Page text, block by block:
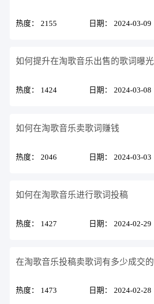
热度： 2155 日期： 2024-03-09
如何提升在淘歌音乐出售的歌词曝
热度： 1424 日期： 2024-03-08
如何在淘歌音乐卖歌词赚钱
热度： 2046 日期： 2024-03-03
如何在淘歌音乐进行歌词投稿
热度： 1427 日期： 2024-02-29
在淘歌音乐投稿卖歌词有多少成交的
热度： 1473 日期： 2024-02-28